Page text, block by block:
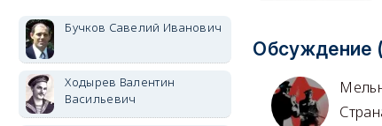
Обсуждение
Бучков Савелий Иванович
Ходырев Валентин
Васильевич